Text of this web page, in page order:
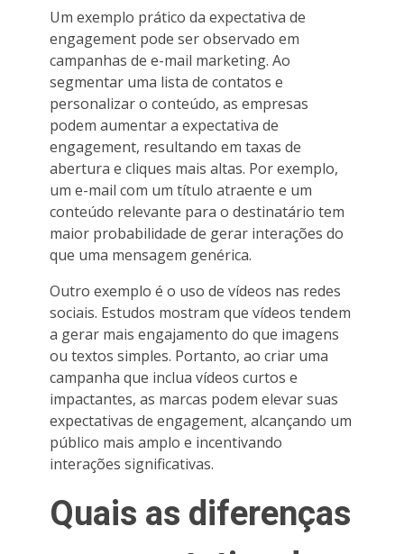
Um exemplo prático da expectativa de
engagement pode ser observado em
campanhas de e-mail marketing. Ao
segmentar uma lista de contatos e
personalizar o conteúdo, as empresas
podem aumentar a expectativa de
engagement, resultando em taxas de
abertura e cliques mais altas. Por exemplo,
um e-mail com um título atraente e um
conteúdo relevante para o destinatário tem
maior probabilidade de gerar interações do
que uma mensagem genérica.
Outro exemplo é o uso de vídeos nas redes
sociais. Estudos mostram que vídeos tendem
a gerar mais engajamento do que imagens
ou textos simples. Portanto, ao criar uma
campanha que inclua vídeos curtos e
impactantes, as marcas podem elevar suas
expectativas de engagement, alcançando um
público mais amplo e incentivando
interações significativas.
Quais as diferenças